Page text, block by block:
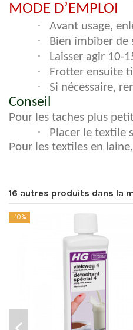
MODE D’EMPLOI
· Avant usage,
· Bien imbiber de
· Laisser agir 10-
· Frotter ensuite
· Si nécessaire,
Conseil
Pour les taches plus
·
Placer le textile
Pour les textiles en
16 autres produits dans la
-10%